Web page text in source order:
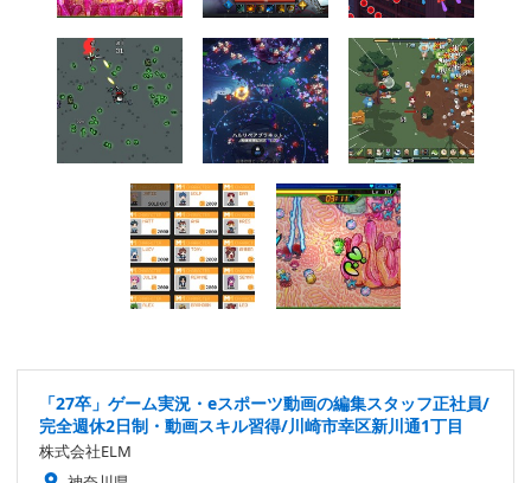
「27卒」ゲーム実況・eスポーツ動画の編集スタッフ正社員/
完全週休2日制・動画スキル習得/川崎市幸区新川通1丁目
株式会社ELM